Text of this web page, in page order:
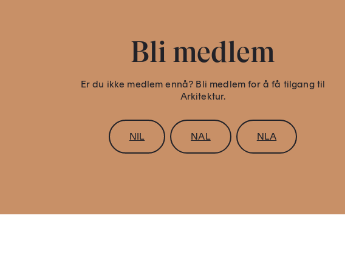
Bli medlem
Er du ikke medlem ennå? Bli medlem for å få tilgang til
Arkitektur.
NIL NAL NLA